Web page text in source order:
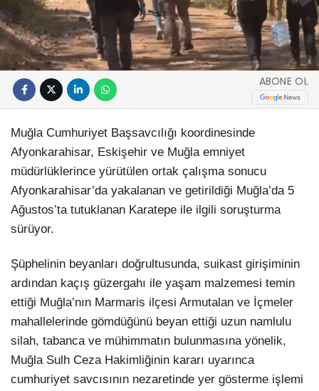
ABONE OL
Muğla Cumhuriyet Başsavcılığı koordinesinde
Afyonkarahisar, Eskişehir ve Muğla emniyet
müdürlüklerince yürütülen ortak çalışma sonucu
Afyonkarahisar’da yakalanan ve getirildiği Muğla’da 5
Ağustos’ta tutuklanan Karatepe ile ilgili soruşturma
sürüyor.
Şüphelinin beyanları doğrultusunda, suikast girişiminin
ardından kaçış güzergahı ile yaşam malzemesi temin
ettiği Muğla’nın Marmaris ilçesi Armutalan ve İçmeler
mahallelerinde gömdüğünü beyan ettiği uzun namlulu
silah, tabanca ve mühimmatın bulunmasına yönelik,
Muğla Sulh Ceza Hakimliğinin kararı uyarınca
cumhuriyet savcısının nezaretinde yer gösterme işlemi